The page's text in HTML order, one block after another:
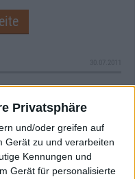
Privatsphäre
und/oder greifen auf
Gerät zu und verarbeiten
Kennungen und
Gerät für personalisierte